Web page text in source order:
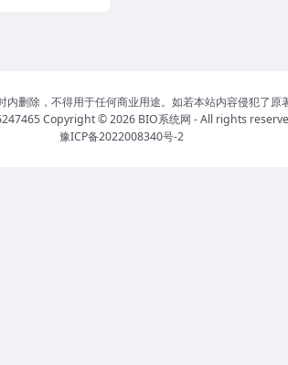
删除，不得用于任何商业用途。如若本站内容侵犯了
Copyright © 2026 BIO系统网 - All rights
豫ICP备2022008340号-2